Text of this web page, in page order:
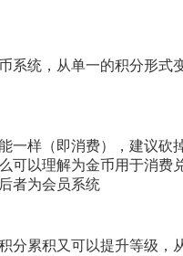
系统，从单一的积分形式
一样（即消费），建议
可以理解为金币用于消
者为会员系统
分累积又可以提升等级